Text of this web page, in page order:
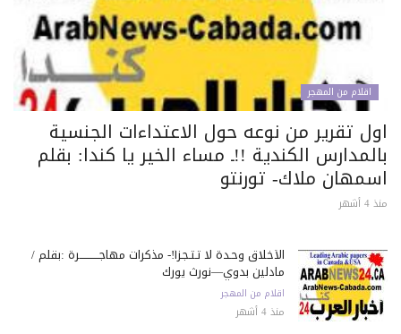
اقلام من المهجر
تقرير من نوعه حول الاعتداءات الجنسية
الكندية !!ـ مساء الخير يا كندا: بقلم
ملاك- تورنتو
الأخلاق وحـدة لا تـتـجـزأ!- مذكرات مهاجـــــــــــرة :بقلم /
مادلين بدوي—نورث يورك
اقلام من المهجر
منذ 4 أشهر